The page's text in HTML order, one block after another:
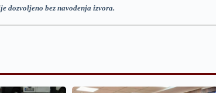
dozvoljeno bez navođenja izvora.